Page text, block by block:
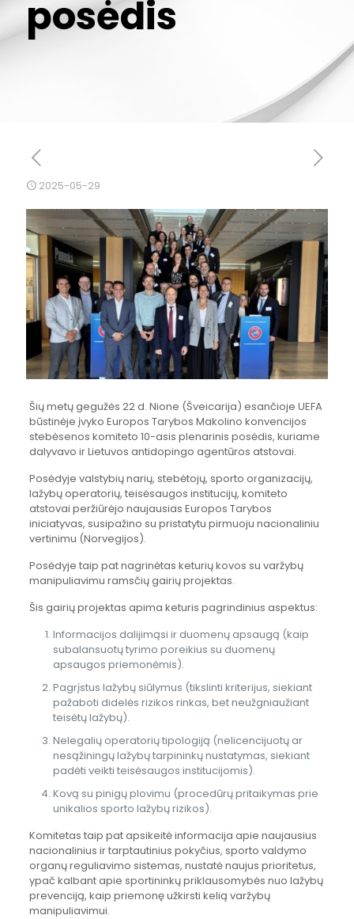
posėdis
2025-05-29
Šių metų gegužės 22 d. Nione (Šveicarija) esančioje UEFA
būstinėje įvyko Europos Tarybos Makolino konvencijos
stebėsenos komiteto 10-asis plenarinis posėdis, kuriame
dalyvavo ir Lietuvos antidopingo agentūros atstovai.
Posėdyje valstybių narių, stebėtojų, sporto organizacijų,
lažybų operatorių, teisėsaugos institucijų, komiteto
atstovai peržiūrėjo naujausias Europos Tarybos
iniciatyvas, susipažino su pristatytu pirmuoju nacionaliniu
vertinimu (Norvegijos).
Posėdyje taip pat nagrinėtas keturių kovos su varžybų
manipuliavimu ramsčių gairių projektas.
Šis gairių projektas apima keturis pagrindinius aspektus:
Informacijos dalijimąsi ir duomenų apsaugą (kaip
subalansuotų tyrimo poreikius su duomenų
apsaugos priemonėmis).
Pagrįstus lažybų siūlymus (tikslinti kriterijus, siekiant
pažaboti didelės rizikos rinkas, bet neužgniaužiant
teisėtų lažybų).
Nelegalių operatorių tipologiją (nelicencijuotų ar
nesąžiningų lažybų tarpininkų nustatymas, siekiant
padėti veikti teisėsaugos institucijomis).
Kovą su pinigų plovimu (procedūrų pritaikymas prie
unikalios sporto lažybų rizikos).
Komitetas taip pat apsikeitė informacija apie naujausius
nacionalinius ir tarptautinius pokyčius, sporto valdymo
organų reguliavimo sistemas, nustatė naujus prioritetus,
ypač kalbant apie sportininkų priklausomybės nuo lažybų
prevenciją, kaip priemonę užkirsti kelią varžybų
manipuliavimui.